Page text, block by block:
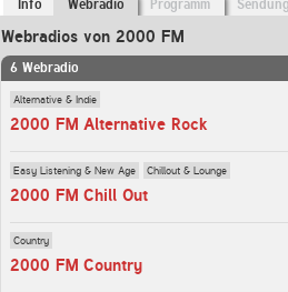
Info Webradio Programm
Webradios von 2000 FM
6 Webradio
Alternative & Indie
2000 FM Alternative Rock
Easy Listening & New Age Chillout & Lounge
2000 FM Chill Out
Country
2000 FM Country